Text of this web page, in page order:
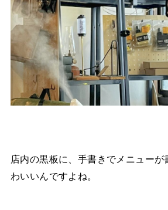
店内の黒板に、手書きでメニュー
わいいんですよね。